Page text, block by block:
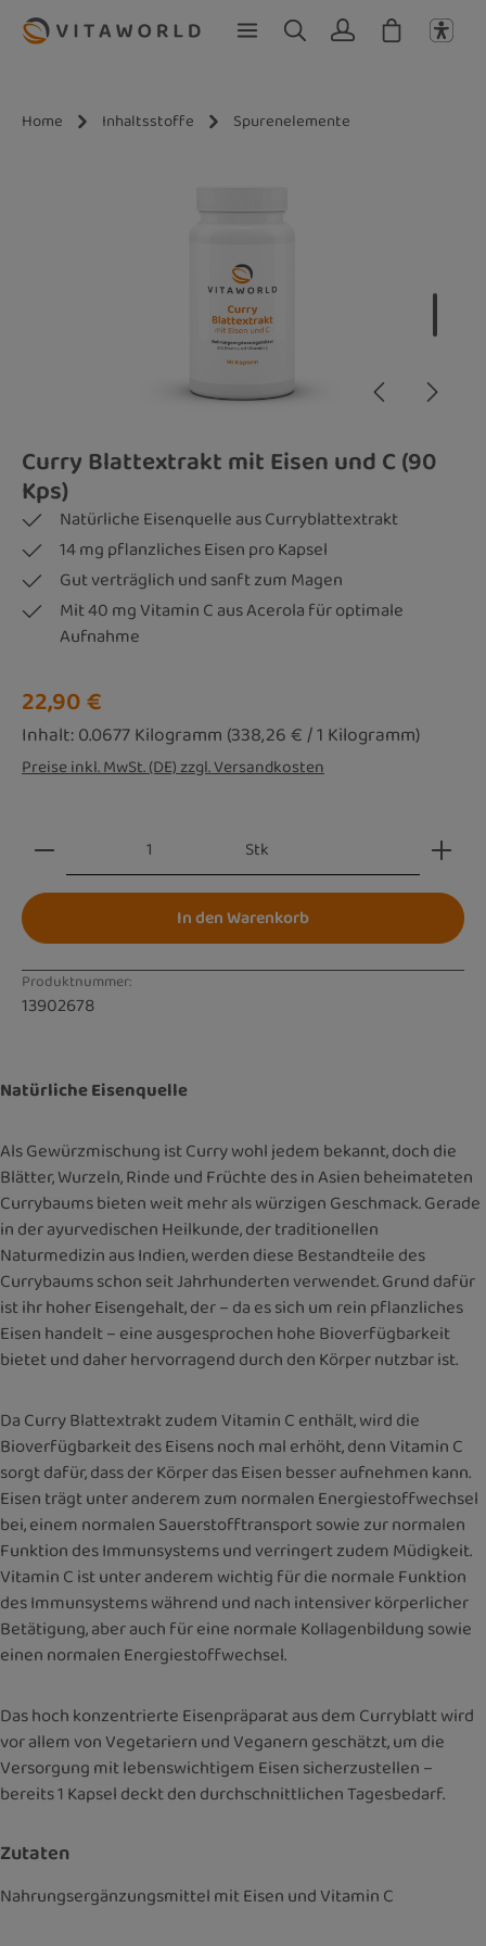
Zum Hauptinhalt springen
Home Inhaltsstoffe Spurenelemente
Curry Blattextrakt mit Eisen und C (90
Kps)
Natürliche Eisenquelle aus Curryblattextrakt
14 mg pflanzliches Eisen pro Kapsel
Gut verträglich und sanft zum Magen
Mit 40 mg Vitamin C aus Acerola für optimale
Aufnahme
Regulärer Preis:
22,90 €
Inhalt:0.0677 Kilogramm (338,26 € / 1 Kilogramm)
Preise inkl. MwSt. (DE) zzgl. Versandkosten
Produkt Anzahl: Gib den gewünschten Wert ein
Stk
In den Warenkorb
Produktnummer:
13902678
Natürliche Eisenquelle
Als Gewürzmischung ist Curry wohl jedem bekannt, doch die
Blätter, Wurzeln, Rinde und Früchte des in Asien beheimateten
Currybaums bieten weit mehr als würzigen Geschmack. Gerade
in der ayurvedischen Heilkunde, der traditionellen
Naturmedizin aus Indien, werden diese Bestandteile des
Currybaums schon seit Jahrhunderten verwendet. Grund dafür
ist ihr hoher Eisengehalt, der – da es sich um rein pflanzliches
Eisen handelt – eine ausgesprochen hohe Bioverfügbarkeit
bietet und daher hervorragend durch den Körper nutzbar ist.
Da Curry Blattextrakt zudem Vitamin C enthält, wird die
Bioverfügbarkeit des Eisens noch mal erhöht, denn Vitamin C
sorgt dafür, dass der Körper das Eisen besser aufnehmen kann.
Eisen trägt unter anderem zum normalen Energiestoffwechsel
bei, einem normalen Sauerstofftransport sowie zur normalen
Funktion des Immunsystems und verringert zudem Müdigkeit.
Vitamin C ist unter anderem wichtig für die normale Funktion
des Immunsystems während und nach intensiver körperlicher
Betätigung, aber auch für eine normale Kollagenbildung sowie
einen normalen Energiestoffwechsel.
Das hoch konzentrierte Eisenpräparat aus dem Curryblatt wird
vor allem von Vegetariern und Veganern geschätzt, um die
Versorgung mit lebenswichtigem Eisen sicherzustellen –
bereits 1 Kapsel deckt den durchschnittlichen Tagesbedarf.
Zutaten
Nahrungsergänzungsmittel mit Eisen und Vitamin C